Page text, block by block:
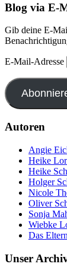
Blog via E-
Gib deine E-
E-Mail-Adresse
Autoren
Angie
Heike
Heike
Holger
Nicole
Oliver
Sonja
Wiebke
Das
Unser